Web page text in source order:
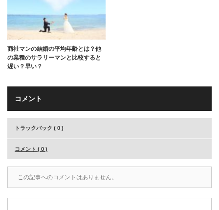
商社マンの結婚の平均年齢とは？他
の業種のサラリーマンと比較すると
遅い？早い？
コメント
トラックバック ( 0 )
コメント ( 0 )
この記事へのコメントはありません。